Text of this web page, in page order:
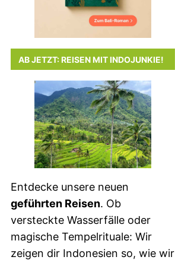
AB JETZT: REISEN MIT INDOJUNKIE!
Entdecke unsere neuen
geführten Reisen. Ob
versteckte Wasserfälle oder
magische Tempelrituale: Wir
zeigen dir Indonesien so, wie wir